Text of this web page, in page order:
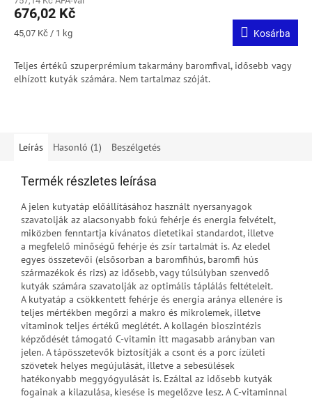
676,02 Kč
Egységár:
45,07 Kč / 1 kg Kosárba
Teljes értékű szuperprémium takarmány baromfival, idősebb vagy
elhízott kutyák számára. Nem tartalmaz szóját.
Leírás Hasonló (1) Beszélgetés
Termék részletes leírása
A jelen kutyatáp előállításához használt nyersanyagok
szavatolják az alacsonyabb fokú fehérje és energia felvételt,
miközben fenntartja kívánatos dietetikai standardot, illetve
a megfelelő minőségű fehérje és zsír tartalmát is. Az eledel
egyes összetevői (elsősorban a baromfihús, baromfi hús
származékok és rizs) az idősebb, vagy túlsúlyban szenvedő
kutyák számára szavatolják az optimális táplálás feltételeit.
A kutyatáp a csökkentett fehérje és energia aránya ellenére is
teljes mértékben megőrzi a makro és mikrolemek, illetve
vitaminok teljes értékű meglétét. A kollagén bioszintézis
képződését támogató C-vitamin itt magasabb arányban van
jelen. A tápösszetevők biztosítják a csont és a porc ízületi
szövetek helyes megújulását, illetve a sebesülések
hatékonyabb meggyógyulását is. Ezáltal az idősebb kutyák
fogainak a kilazulása, kiesése is megelőzve lesz. A C-vitaminnal